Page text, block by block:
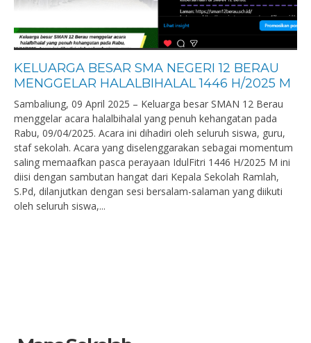
KELUARGA BESAR SMA NEGERI 12 BERAU
MENGGELAR HALALBIHALAL 1446 H/2025 M
Sambaliung, 09 April 2025 – Keluarga besar SMAN 12 Berau
menggelar acara halalbihalal yang penuh kehangatan pada
Rabu, 09/04/2025. Acara ini dihadiri oleh seluruh siswa, guru,
staf sekolah. Acara yang diselenggarakan sebagai momentum
saling memaafkan pasca perayaan IdulFitri 1446 H/2025 M ini
diisi dengan sambutan hangat dari Kepala Sekolah Ramlah,
S.Pd, dilanjutkan dengan sesi bersalam-salaman yang diikuti
oleh seluruh siswa,...